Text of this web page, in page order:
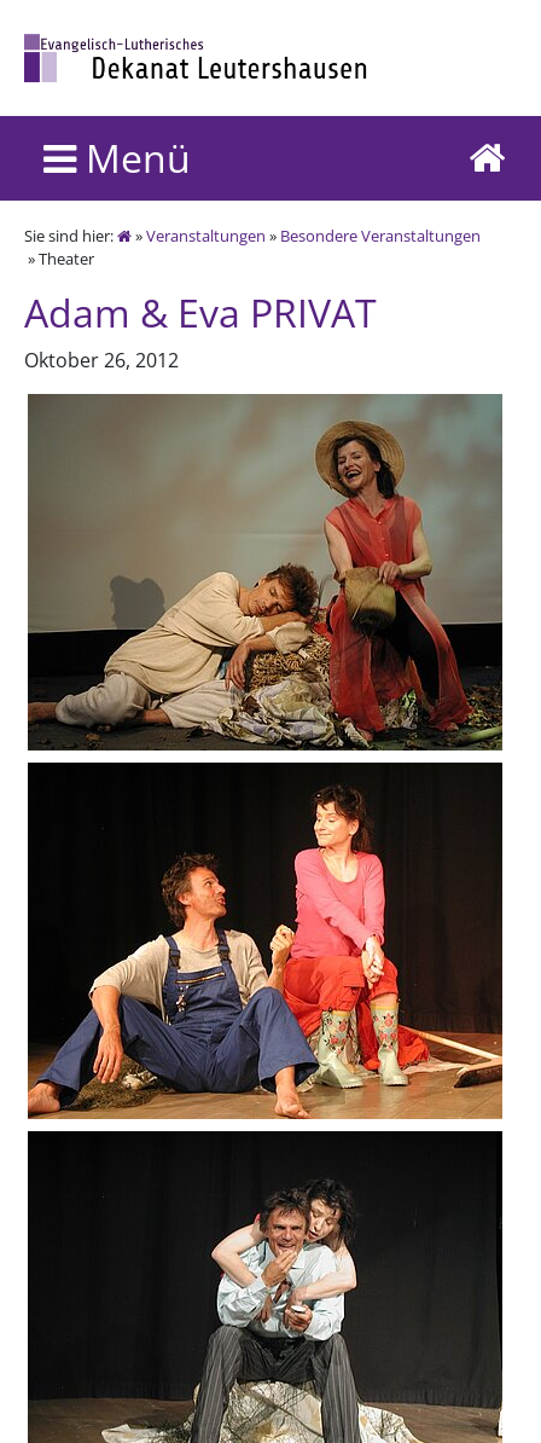
Menü
Sie sind hier: »Veranstaltungen » Besondere Veranstaltungen
» Theater
Adam & Eva PRIVAT
Oktober 26, 2012